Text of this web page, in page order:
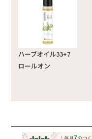
ハーブオイル33+7
ロールオン